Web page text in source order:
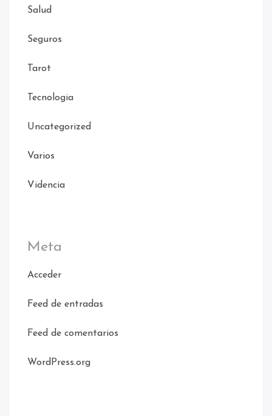
Salud
Seguros
Tarot
Tecnologia
Uncategorized
Varios
Videncia
Meta
Acceder
Feed de entradas
Feed de comentarios
WordPress.org